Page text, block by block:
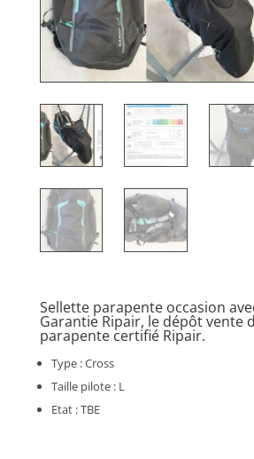
Sellette parapente occasion
Garantie Ripair, le dépôt vente
parapente certifié Ripair.
Type : Cross
Taille pilote : L
Etat : TBE